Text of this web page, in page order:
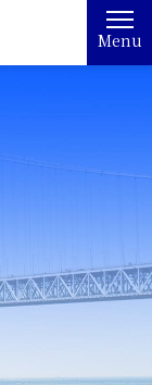
Menu